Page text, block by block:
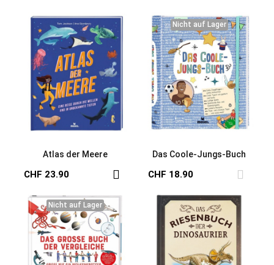
Atlas der Meere
CHF 23.90
Nicht auf Lager
Nicht auf Lager
Das Coole-Jungs-Buch
CHF 18.90
Nicht auf Lager
Nicht auf Lager